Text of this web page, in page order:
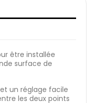
être installée
surface de
un réglage facile
les deux points